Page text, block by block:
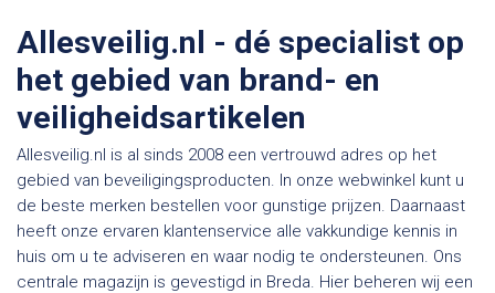
Allesveilig.nl - dé specialist op
het gebied van brand- en
veiligheidsartikelen
Allesveilig.nl is al sinds 2008 een vertrouwd adres op het
gebied van beveiligingsproducten. In onze webwinkel kunt u
de beste merken bestellen voor gunstige prijzen. Daarnaast
heeft onze ervaren klantenservice alle vakkundige kennis in
huis om u te adviseren en waar nodig te ondersteunen. Ons
centrale magazijn is gevestigd in Breda. Hier beheren wij een